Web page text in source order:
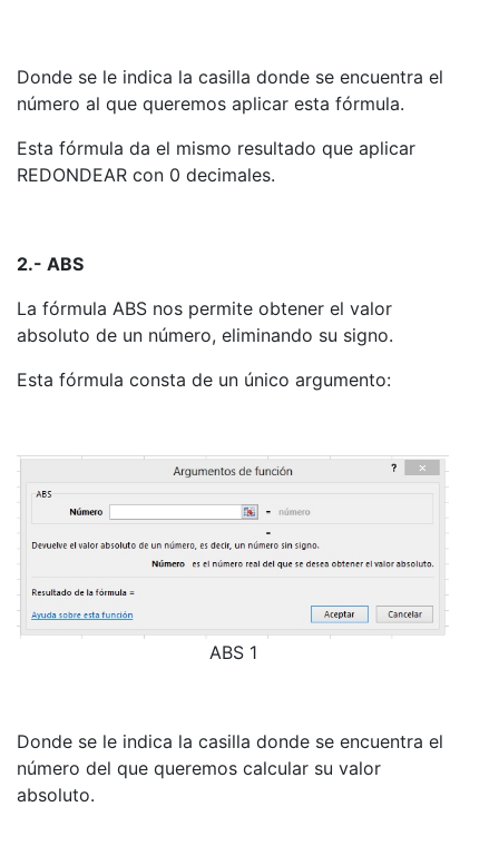
Donde se le indica la casilla donde se encuentra el
número al que queremos aplicar esta fórmula.
Esta fórmula da el mismo resultado que aplicar
REDONDEAR con 0 decimales.
2.- ABS
La fórmula ABS nos permite obtener el valor
absoluto de un número, eliminando su signo.
Esta fórmula consta de un único argumento:
ABS 1
Donde se le indica la casilla donde se encuentra el
número del que queremos calcular su valor
absoluto.